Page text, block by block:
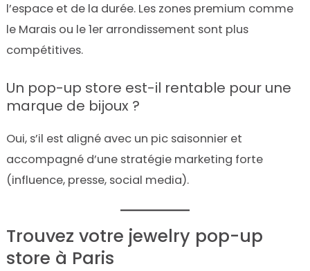
l’espace et de la durée. Les zones premium comme
le Marais ou le 1er arrondissement sont plus
compétitives.
Un pop-up store est-il rentable pour une
marque de bijoux ?
Oui, s’il est aligné avec un pic saisonnier et
accompagné d’une stratégie marketing forte
(influence, presse, social media).
Trouvez votre jewelry pop-up
store à Paris